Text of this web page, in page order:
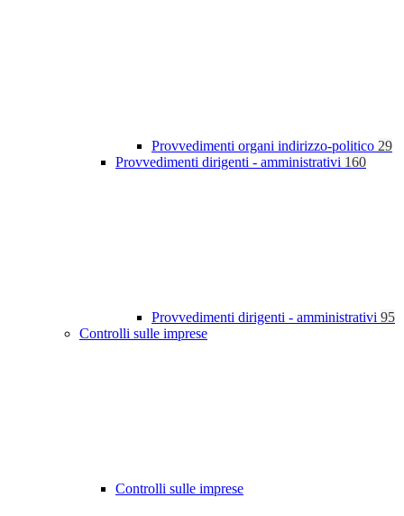
Provvedimenti organi indirizzo-politico 29
Provvedimenti dirigenti - amministrativi 160
Provvedimenti dirigenti - amministrativi 95
Controlli sulle imprese
Controlli sulle imprese